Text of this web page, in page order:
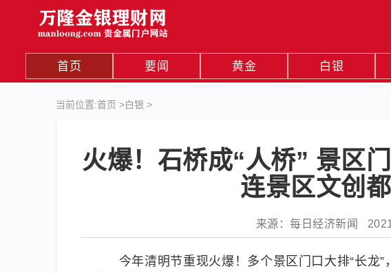
首页 要闻 黄金 白银
当前位置:首页 >白银 >
火爆！石桥成“人桥” 景区
连景区文创
来源：每日经济新闻
今年清明节重现火爆！多个景区门口大排“长龙